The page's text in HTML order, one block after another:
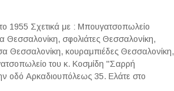
1955 Σχετικά με : Μπουγατσοπωλείο
σφολιάτες Θεσσαλονίκη,
Θεσσαλονίκη, κουραμπιέδες Θεσσαλονίκη,
του κ. Κοσμίδη "Σαρρή
οδό Αρκαδιουπόλεως 35. Ελάτε στο